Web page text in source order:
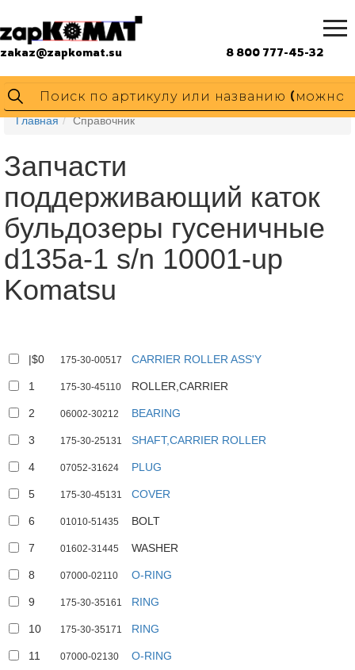
zakaz@zapkomat.su 8 800 777-45-32
Главная Справочник
Запчасти
поддерживающий каток
бульдозеры гусеничные
d135a-1 s/n 10001-up
Komatsu
|$0 175-30-00517 CARRIER ROLLER ASS'Y
1 175-30-45110 ROLLER,CARRIER
2 06002-30212 BEARING
3 175-30-25131 SHAFT,CARRIER ROLLER
4 07052-31624 PLUG
5 175-30-45131 COVER
6 01010-51435 BOLT
7 01602-31445 WASHER
8 07000-02110 O-RING
9 175-30-35161 RING
10 175-30-35171 RING
11 07000-02130 O-RING